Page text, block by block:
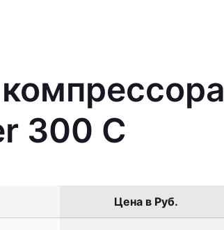
300 C
Цена в Руб.